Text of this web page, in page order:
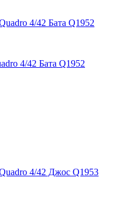
4/42 Бата Q1952